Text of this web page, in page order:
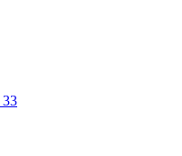
33